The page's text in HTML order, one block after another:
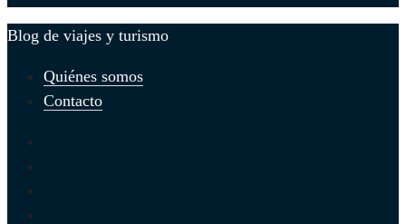
Blog de viajes y turismo
Quiénes somos
Contacto